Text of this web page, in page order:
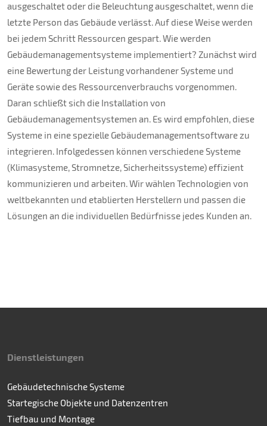
ausgeschaltet oder die Beleuchtung ausgeschaltet, wenn die
letzte Person das Gebäude verlässt. Auf diese Weise werden
bei jedem Schritt Ressourcen gespart. Wie werden
Gebäudemanagementsysteme implementiert? Zunächst wird
eine Bewertung der Leistung vorhandener Systeme und
Geräte sowie des Ressourcenverbrauchs vorgenommen.
Daran schließt sich die Installation von
Gebäudemanagementsystemen an. Es wird empfohlen, diese
Systeme in eine spezielle Gebäudemanagementsoftware zu
integrieren. Infolgedessen können verschiedene Systeme
(Klimasysteme, Stromnetze, Sicherheitssysteme) effizient
kommunizieren und arbeiten. Wir wählen Technologien von
weltbekannten und etablierten Herstellern und passen die
Lösungen an die individuellen Bedürfnisse jedes Kunden an.
Dienstleistungen
Gebäudetechnische Systeme
Startegische Objekte und Datenzentren
Tiefbau und Montage